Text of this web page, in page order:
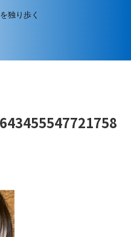
独り歩く